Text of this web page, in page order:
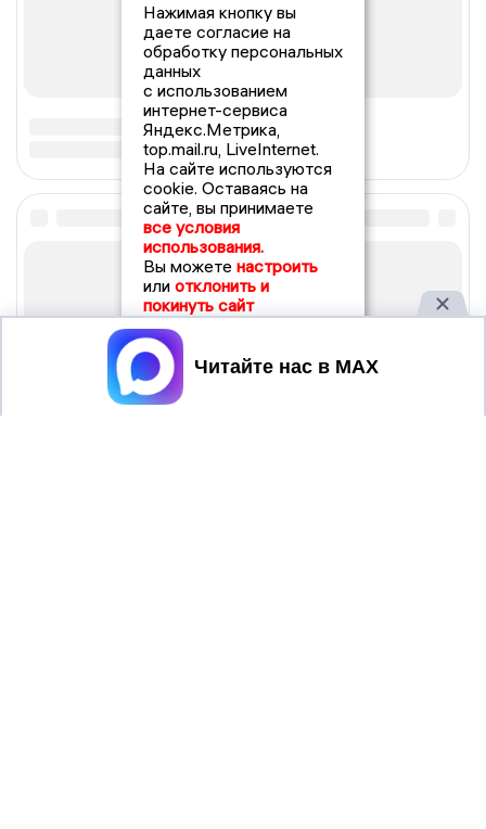
Нажимая кнопку вы
даете согласие на
обработку персональных
данных
с использованием
интернет-сервиса
Яндекс.Метрика,
top.mail.ru, LiveInternet.
На сайте используются
cookie. Оставаясь на
сайте, вы принимаете
все условия
использования.
Вы можете настроить
или отклонить и
покинуть сайт
Принять